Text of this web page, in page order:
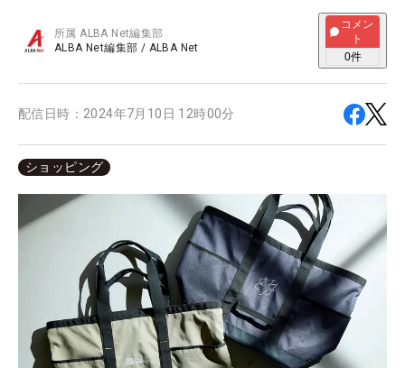
所属ALBA Net編集部
ALBA Net編集部 / ALBA Net
コメン
ト
0件
配信日時： 2024年7月10日 12時00分
ショッピング